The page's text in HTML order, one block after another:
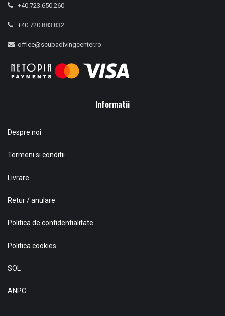
+40.723.650.260
+40.720.883.832
office@scubadivingcenter.ro
Informatii
Despre noi
Termeni si conditii
Livrare
Retur / anulare
Politica de confidentialitate
Politica cookies
SOL
ANPC